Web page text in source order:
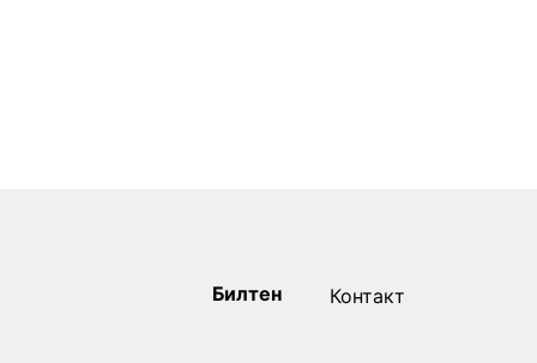
Билтен Контакт